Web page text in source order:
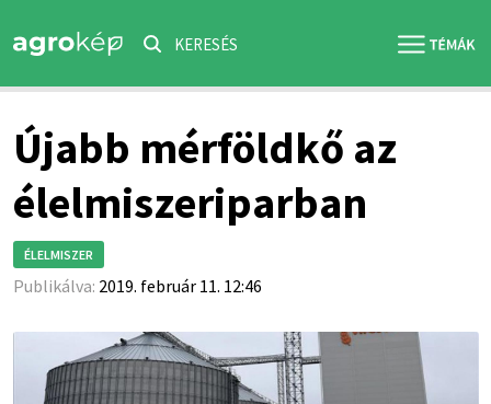
KERESÉS
Újabb mérföldkő az
élelmiszeriparban
ÉLELMISZER
Publikálva: 2019. február 11. 12:46